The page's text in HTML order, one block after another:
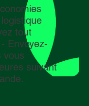
tout
Envoyez-
vous
suivant